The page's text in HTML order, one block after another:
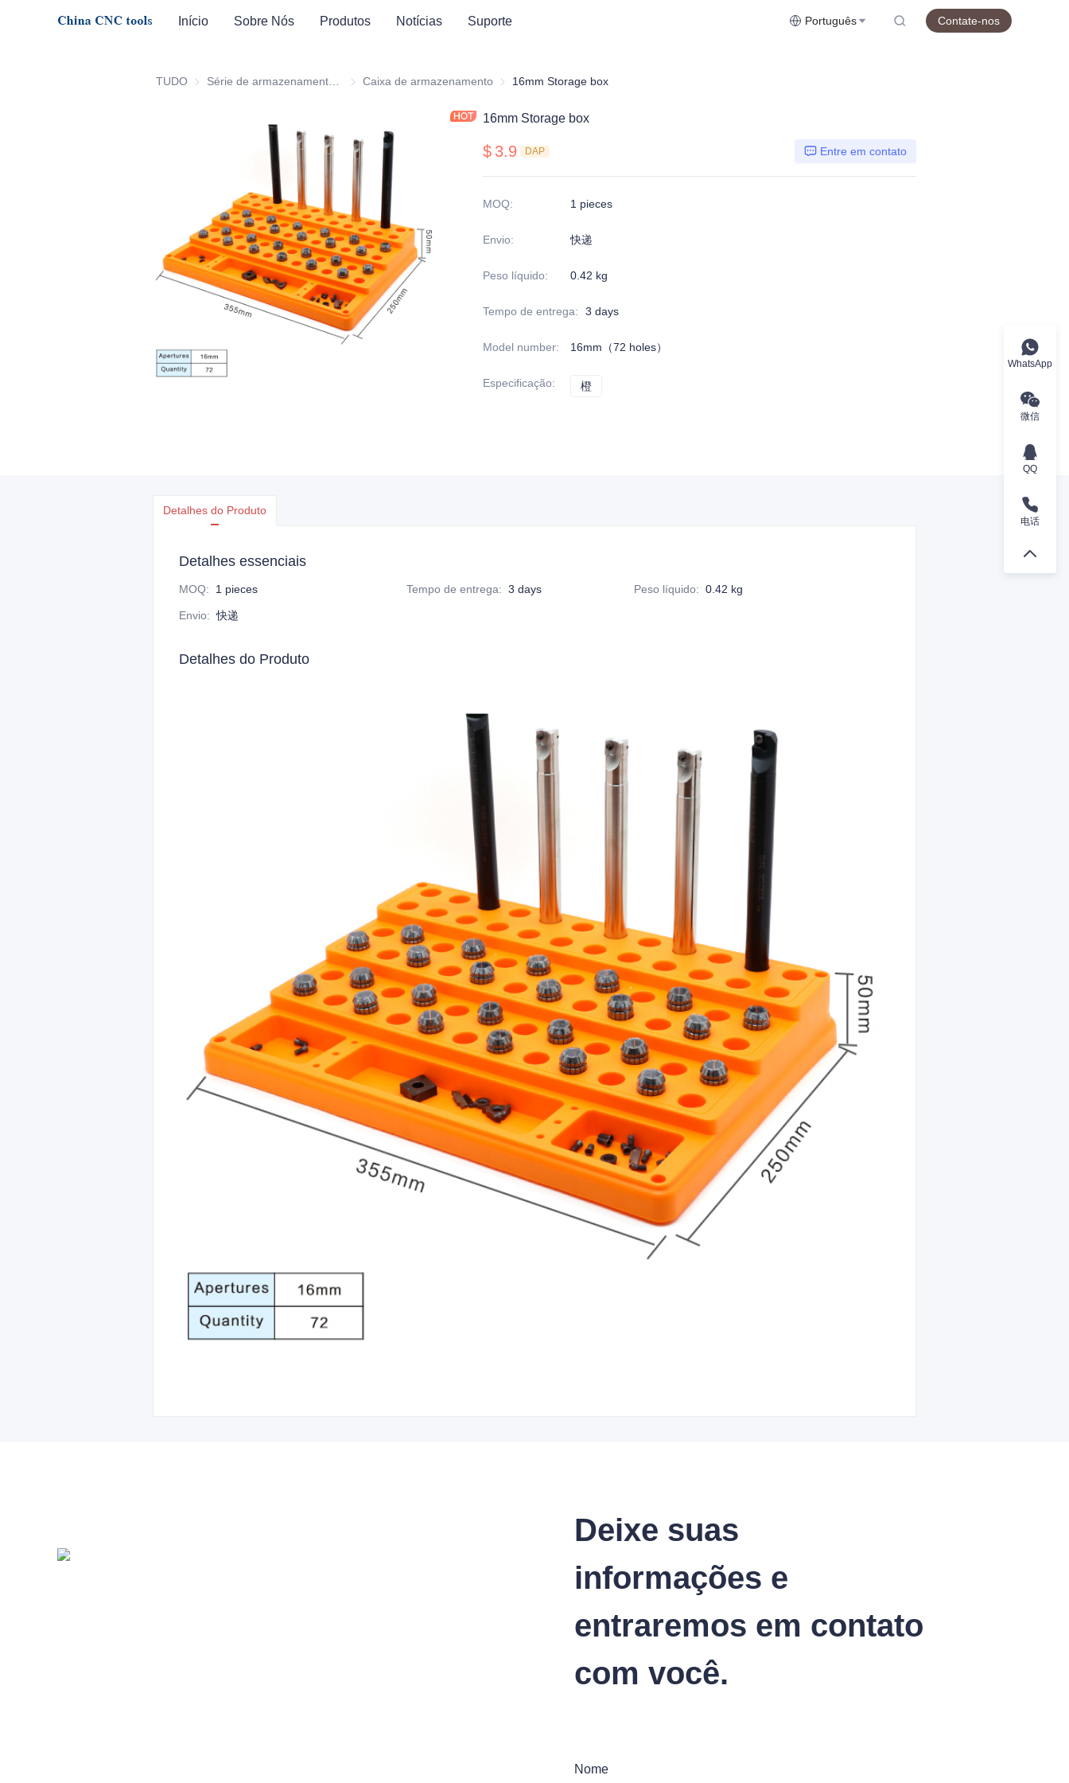
Início Sobre Nós Produtos Notícias Suporte Português Contate-nos
TUDO Série de armazenamento de ferramentas
Caixa de armazenamento Caixa de armazenamento
16mm Storage box
16mm Storage box
$ 3.9 DAP Entre em contato
MOQ: 1 pieces
Envio: 快递
Peso líquido: 0.42 kg
Tempo de entrega: 3 days
Model number: 16mm（72 holes）
Especificação: 橙
Detalhes do Produto
Detalhes essenciais
MOQ: 1 pieces Tempo de entrega: 3 days Peso líquido: 0.42 kg
Envio: 快递
Detalhes do Produto
Deixe suas
informações e
entraremos em contato
com você.
Nome
WhatsApp
微信
QQ
电话